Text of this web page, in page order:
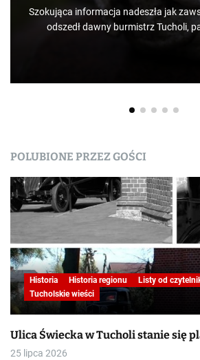
Szokująca informacja nadeszła jak
odszedł dawny burmistrz Tucholi,
POLUBIONE PRZEZ GOŚCI
Historia Historia regionu Listy od
Tucholskie wieści
Ulica Świecka w Tucholi stanie się
25 lipca 2026